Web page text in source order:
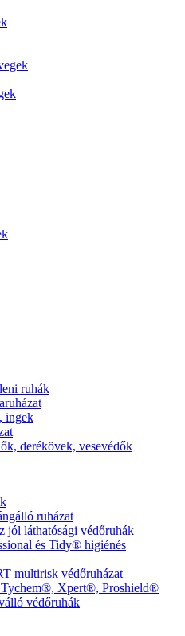
ruhák
ingek
derékövek, vesevédők
ruházat
láthatósági védőruhák
és Tidy® higiénés
multirisk védőruházat
Xpert®, Proshield®
védőruhák